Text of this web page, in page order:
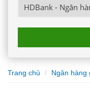
Trang chủ Ngân hàng